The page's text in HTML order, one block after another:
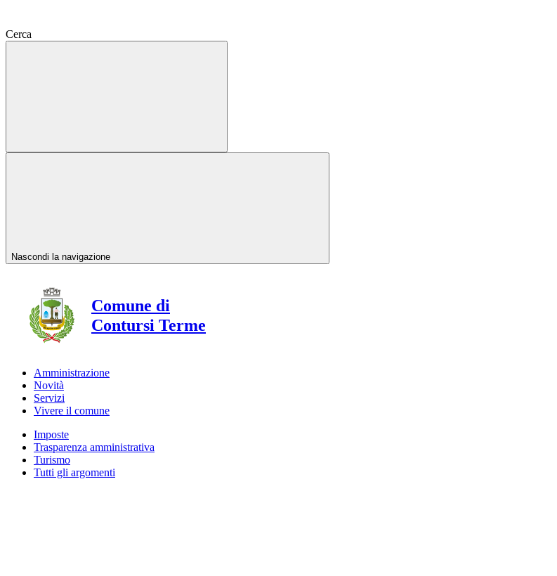
Cerca
Nascondi la navigazione
Comune di
Contursi Terme
Amministrazione
Novità
Servizi
Vivere il comune
Imposte
Trasparenza amministrativa
Turismo
Tutti gli argomenti